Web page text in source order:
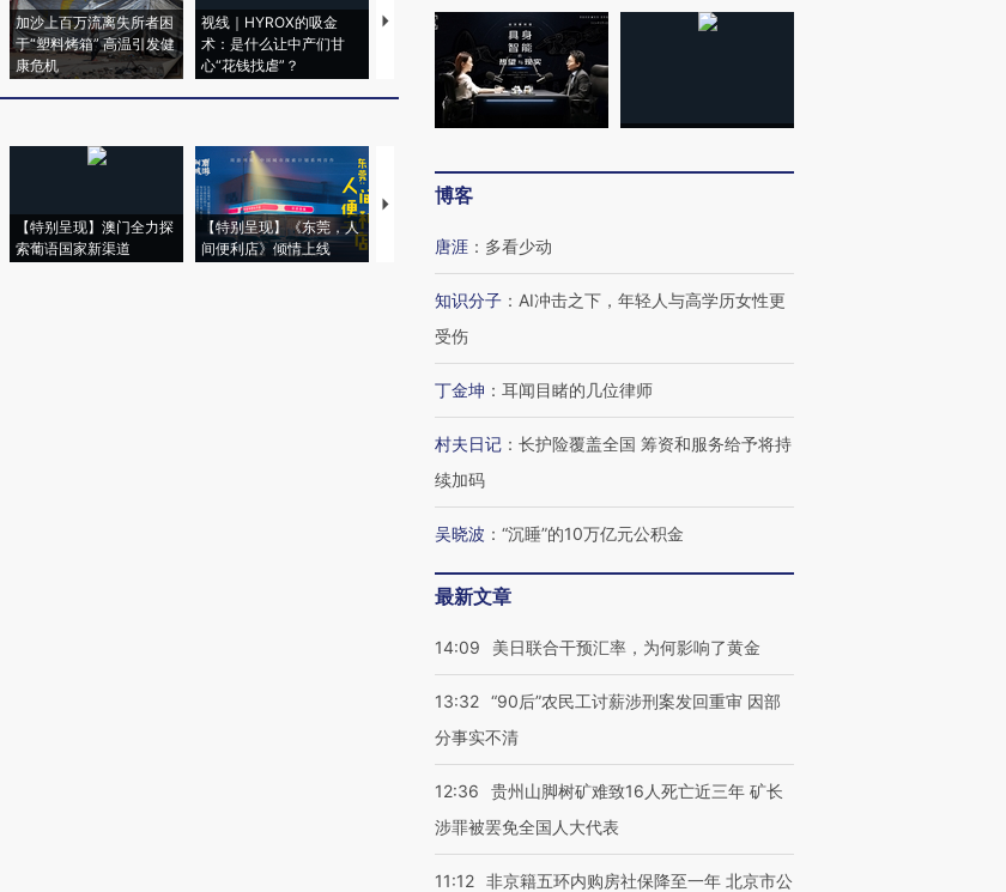
加沙上百万流离失所者困
于“塑料烤箱” 高温引发健
康危机
视线｜HYROX的吸金
术：是什么让中产们甘
心“花钱找虐”？
马航飞行员跨国走私7万
粒摇头丸 尿检体内含3种
视线｜被称为“蟑螂”的印
育部长拱下台
【特别呈现】澳门全力探
索葡语国家新渠道
【特别呈现】《东莞，人
间便利店》倾情上线
【推广】走进第四届链博
博客
唐涯 ： 多看少动
知识分子 ： AI冲击之下，年轻人与高学历女性更
受伤
丁金坤 ： 耳闻目睹的几位律师
村夫日记 ： 长护险覆盖全国 筹资和服务给予将持
续加码
吴晓波 ： “沉睡”的10万亿元公积金
最新文章
14:09 美日联合干预汇率，为何影响了黄金
13:32 “90后”农民工讨薪涉刑案发回重审 因部
分事实不清
12:36
贵州山脚树矿难致16人死亡近三年 矿长
涉罪被罢免全国人大代表
11:12 非京籍五环内购房社保降至一年 北京市公